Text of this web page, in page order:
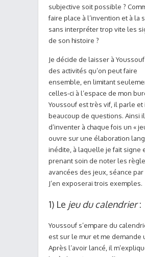
subjective soit possible ?
faire place à l’invention et à la
sans interpréter trop vite les
de son histoire ?
Je décide de laisser à
des activités qu’on peut faire
ensemble, en limitant
celles-ci à l’espace de mon
Youssouf est très vif, il parle et
beaucoup de questions. Ainsi
d’inventer à chaque fois un «
ouvre sur une élaboration
inédite, à laquelle je fait signe
prenant soin de noter les
avancées des jeux, séance par
J’en exposerai trois exemples.
1) Le jeu du calendrier:
Youssouf s’empare du
est sur le mur et me demande
Après l’avoir lancé, il